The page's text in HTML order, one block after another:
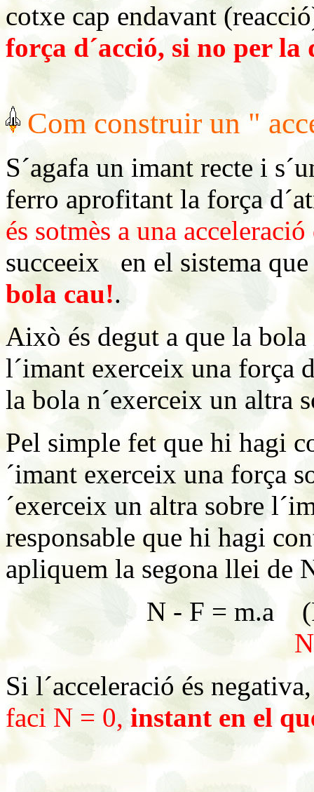
cotxe cap endavant
força d´acció, si no per la
Com construir un "
S´agafa un imant recte i
ferro aprofitant la força
és sotmès a una
succeeix en el sistema
bola cau!.
Això és degut a que la
l´imant exerceix una força
la bola n´exerceix un altra
Pel simple fet que hi hagi
´imant exerceix una força
´exerceix un altra sobre
responsable que hi hagi
apliquem la segona llei de
N - F = m.a
Si l´acceleració és
faci N = 0, instant en el